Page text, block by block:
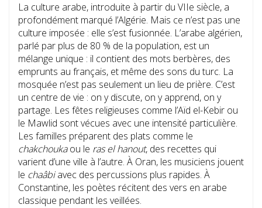
La culture arabe, introduite à partir du VIIe siècle, a
profondément marqué l’Algérie. Mais ce n’est pas une
culture imposée : elle s’est fusionnée. L’arabe algérien,
parlé par plus de 80 % de la population, est un
mélange unique : il contient des mots berbères, des
emprunts au français, et même des sons du turc. La
mosquée n’est pas seulement un lieu de prière. C’est
un centre de vie : on y discute, on y apprend, on y
partage. Les fêtes religieuses comme l’Aïd el-Kebir ou
le Mawlid sont vécues avec une intensité particulière.
Les familles préparent des plats comme le
chakchoukaou le ras el hanout, des recettes qui
varient d’une ville à l’autre. À Oran, les musiciens jouent
le chaâbiavec des percussions plus rapides. À
Constantine, les poètes récitent des vers en arabe
classique pendant les veillées.